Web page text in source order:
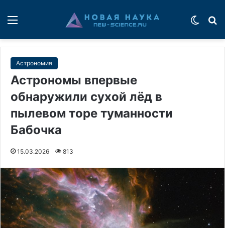
Астрономия
Астрономы впервые
обнаружили сухой лёд в
пылевом торе туманности
Бабочка
15.03.2026 813